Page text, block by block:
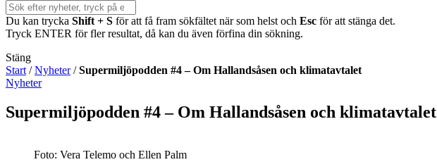
Du kan trycka Shift + S för att få fram sökfältet när som helst och Esc för att stänga det.
Tryck ENTER för fler resultat, då kan du även förfina din sökning.
Stäng
Start /Nyheter/Supermiljöpodden #4 – Om Hallandsåsen och klimatavtalet
Nyheter
Supermiljöpodden #4 – Om Hallandsåsen och klimatavtalet
Foto: Vera Telemo och Ellen Palm